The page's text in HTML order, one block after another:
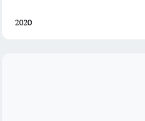
2020